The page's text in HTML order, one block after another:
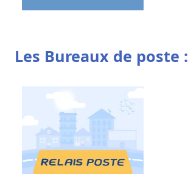
Les Bureaux de poste :